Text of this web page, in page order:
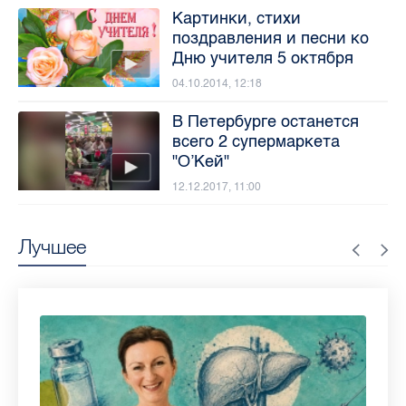
Лучшее
Картинки, стихи
поздравления и песни ко
Дню учителя 5 октября
04.10.2014, 12:18
В Петербурге останется
всего 2 супермаркета
"О’Кей"
12.12.2017, 11:00